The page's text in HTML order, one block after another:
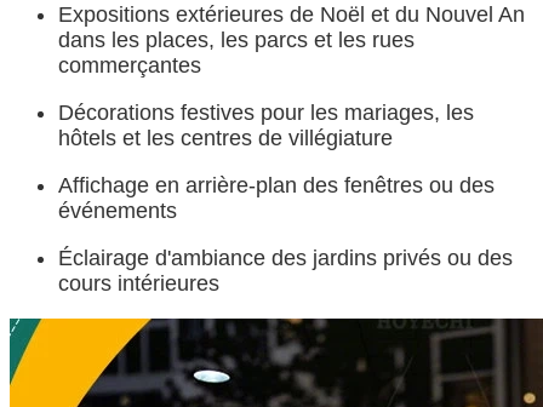
Expositions extérieures de Noël et du Nouvel An
dans les places, les parcs et les rues
commerçantes
Décorations festives pour les mariages, les
hôtels et les centres de villégiature
Affichage en arrière-plan des fenêtres ou des
événements
Éclairage d'ambiance des jardins privés ou des
cours intérieures